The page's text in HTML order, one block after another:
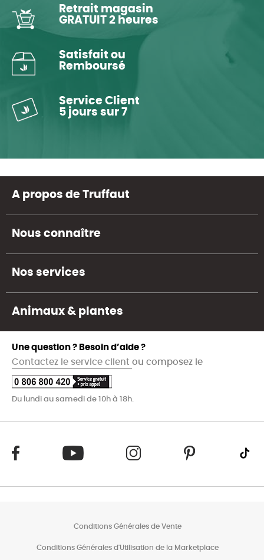
Retrait magasin
GRATUIT 2 heures
Satisfait ou
Remboursé
Service Client
5 jours sur 7
A propos de Truffaut
Nous connaître
Nos services
Animaux & plantes
Une question ? Besoin d’aide ?
Contactez le service client ou composez le
Du lundi au samedi de 10h à 18h.
Conditions Générales de Vente
Conditions Générales d'Utilisation de la Marketplace